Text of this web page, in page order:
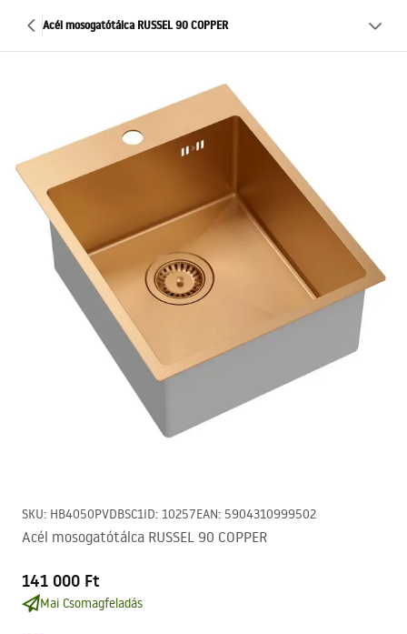
Acél mosogatótálca RUSSEL 90 COPPER
SKU: HB4050PVDBSC1ID: 10257EAN: 5904310999502
Acél mosogatótálca RUSSEL 90 COPPER
141 000 Ft
Mai Csomagfeladás